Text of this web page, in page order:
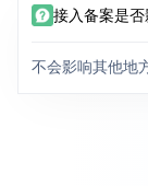
接入备案是否
不会影响其他地